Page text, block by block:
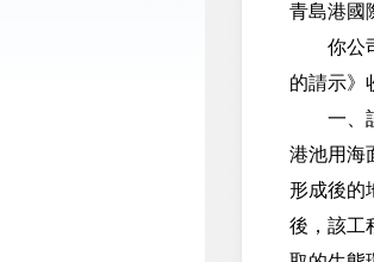
青島港國
你公司
的請示》
一、該
港池用海
形成後的
後，該工